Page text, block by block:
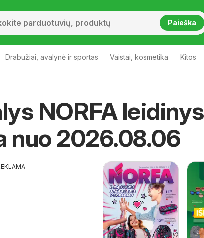
Paieška
Drabužiai, avalynė ir sportas Vaistai, kosmetika Kitos
NORFA leidinys
nuo 2026.08.06